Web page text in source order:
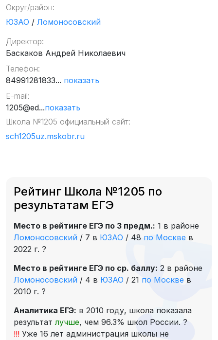
Округ/район:
ЮЗАО / Ломоносовский
Директор:
Баскаков Андрей Николаевич
Телефон:
84991281833... показать
E-mail:
1205@ed...показать
Школа №1205 официальный сайт:
sch1205uz.mskobr.ru
Рейтинг Школа №1205 по
результатам ЕГЭ
Место в рейтинге ЕГЭ по 3 предм.: 1 в районе
Ломоносовский / 7 в ЮЗАО / 48 по Москве в
2022 г. ?
Место в рейтинге ЕГЭ по ср. баллу: 2 в районе
Ломоносовский / 4 в ЮЗАО / 21 по Москве в
2010 г. ?
Аналитика ЕГЭ: в 2010 году, школа показала
результатлучше, чем 96.3% школ России. ?
!!! Уже 16 лет администрация школы не